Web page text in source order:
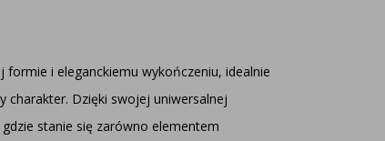
i eleganckiemu wykończeniu, idealnie
Dzięki swojej uniwersalnej
stanie się zarówno elementem